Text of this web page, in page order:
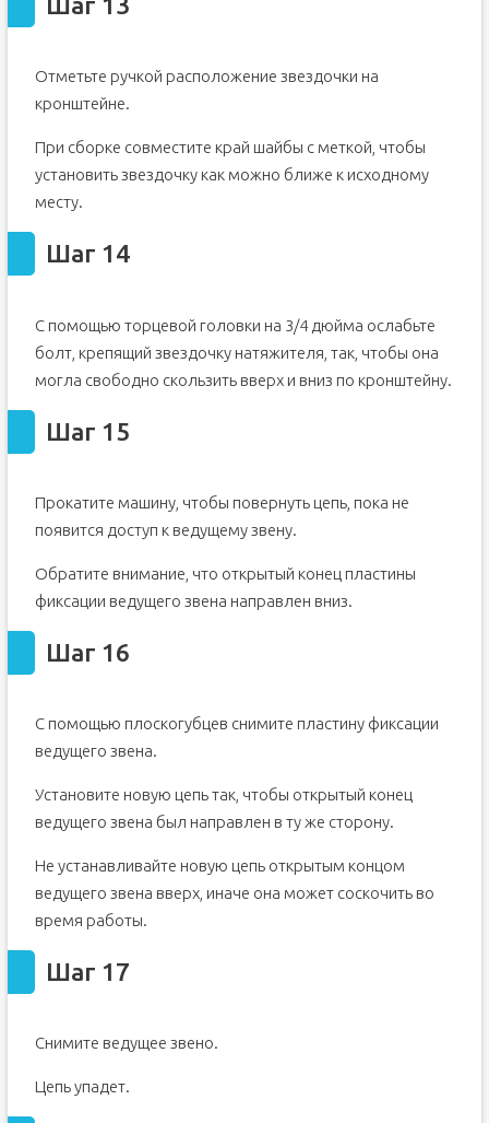
Отметьте ручкой расположение звездочки на
кронштейне.
При сборке совместите край шайбы с меткой, чтобы
установить звездочку как можно ближе к исходному
месту.
Шаг 14
С помощью торцевой головки на 3/4 дюйма ослабьте
болт, крепящий звездочку натяжителя, так, чтобы она
могла свободно скользить вверх и вниз по кронштейну.
Шаг 15
Прокатите машину, чтобы повернуть цепь, пока не
появится доступ к ведущему звену.
Обратите внимание, что открытый конец пластины
фиксации ведущего звена направлен вниз.
Шаг 16
С помощью плоскогубцев снимите пластину фиксации
ведущего звена.
Установите новую цепь так, чтобы открытый конец
ведущего звена был направлен в ту же сторону.
Не устанавливайте новую цепь открытым концом
ведущего звена вверх, иначе она может соскочить во
время работы.
Шаг 17
Снимите ведущее звено.
Цепь упадет.